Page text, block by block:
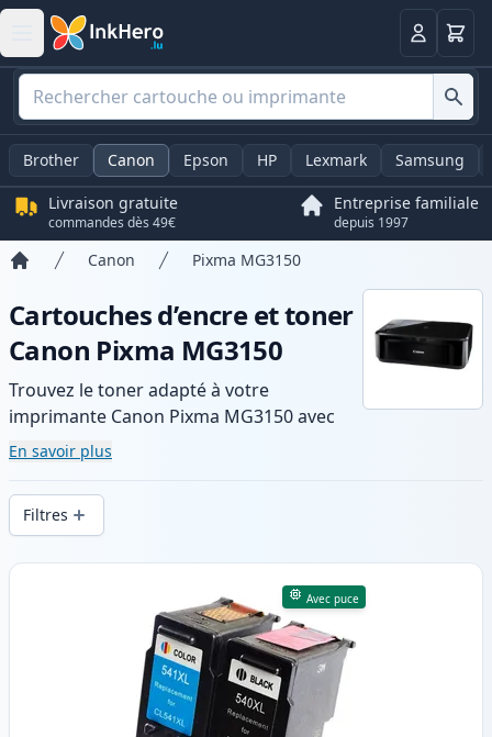
Panier
Brother Canon Epson HP Lexmark Samsung
Livraison gratuite
commandes dès 49€
Entreprise familiale
depuis 1997
Canon Pixma MG3150
Cartouches d’encre et toner
Canon Pixma MG3150
Trouvez le toner adapté à votre
imprimante Canon Pixma MG3150 avec
notre gamme de cartouches compatibles
et haute capacité. Profitez d’une qualité
d’impression constante et d’une livraison
rapide depuis un stock local en .
En savoir plus
Filtres
Produits
Avec puce